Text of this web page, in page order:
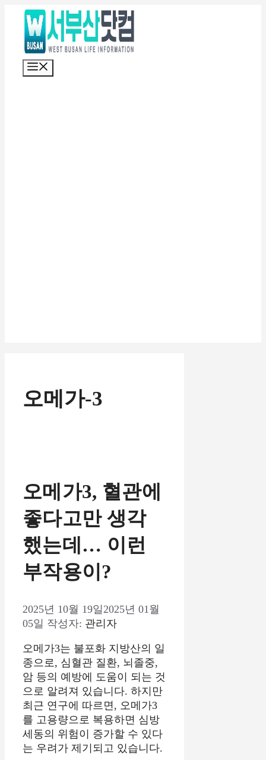
오메가-3
오메가3, 혈관에
좋다고만 생각
했는데… 이런
부작용이?
2025년 10월 19일 2025년 01월
05일 작성자: 관리자
오메가3는 불포화 지방산의 일
종으로, 심혈관 질환, 뇌졸중,
암 등의 예방에 도움이 되는 것
으로 알려져 있습니다. 하지만
최근 연구에 따르면, 오메가3
를 고용량으로 복용하면 심방
세동의 위험이 증가할 수 있다
는 우려가 제기되고 있습니다.